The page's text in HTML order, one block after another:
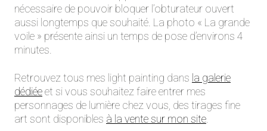
nécessaire de pouvoir bloquer l’obturateur ouvert
aussi longtemps que souhaité. La photo « La grande
voile » présente ainsi un temps de pose d’environs 4
minutes.
Retrouvez tous mes light painting dans la galerie
dédiéeet si vous souhaitez faire entrer mes
personnages de lumière chez vous, des tirages fine
art sont disponibles à la vente sur mon site.